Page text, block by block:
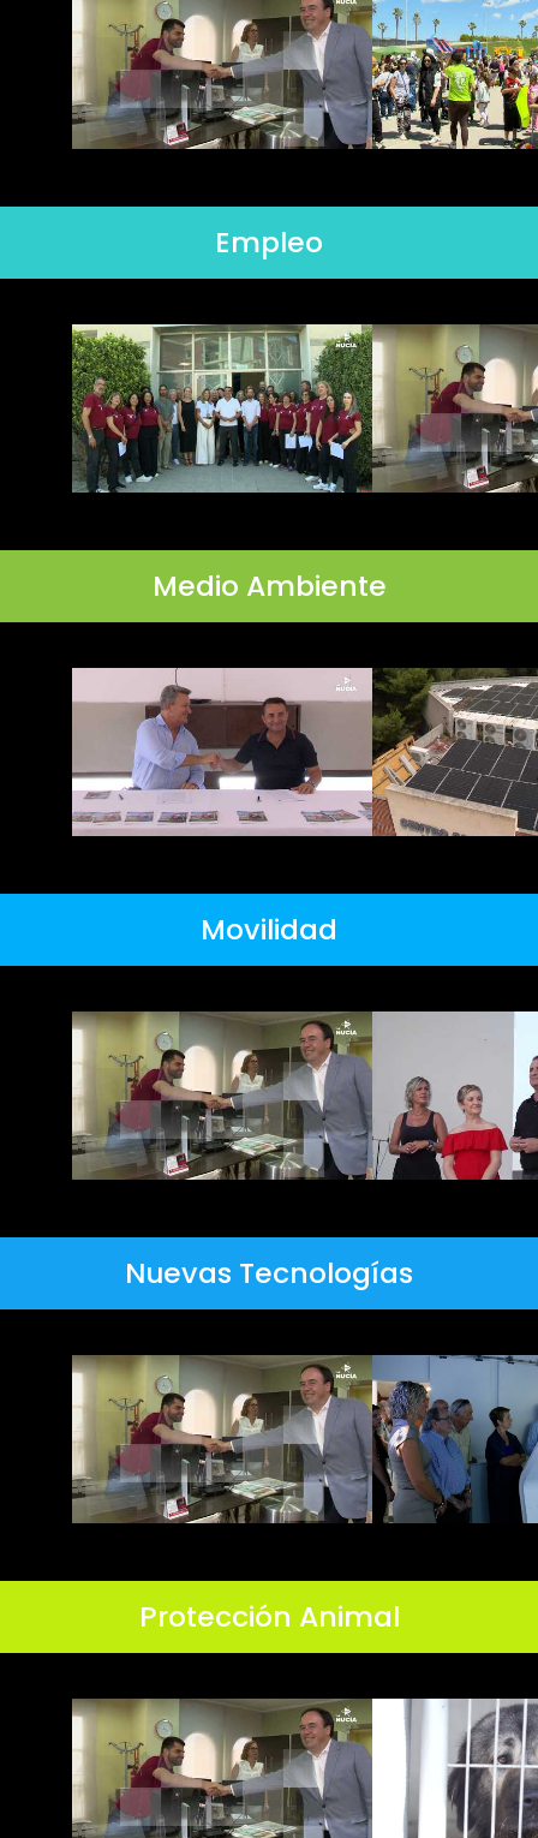
Empleo
Medio Ambiente
Movilidad
Nuevas Tecnologías
Protección Animal